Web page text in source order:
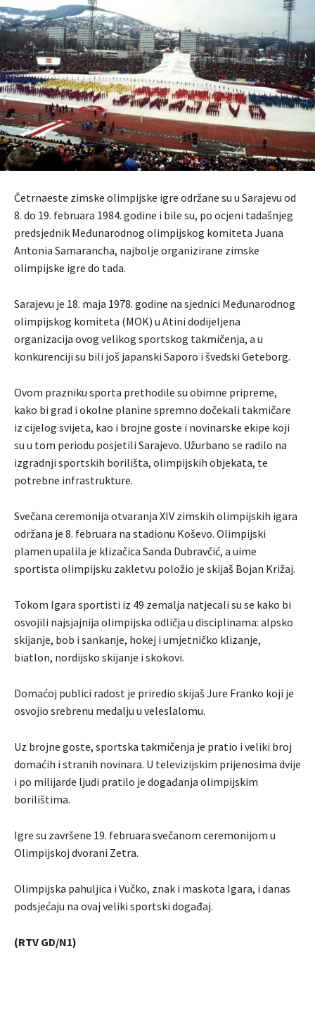
Četrnaeste zimske olimpijske igre održane su u Sarajevu od
8. do 19. februara 1984. godine i bile su, po ocjeni tadašnjeg
predsjednik Međunarodnog olimpijskog komiteta Juana
Antonia Samarancha, najbolje organizirane zimske
olimpijske igre do tada.
Sarajevu je 18. maja 1978. godine na sjednici Međunarodnog
olimpijskog komiteta (MOK) u Atini dodijeljena
organizacija ovog velikog sportskog takmičenja, a u
konkurenciji su bili još japanski Saporo i švedski Geteborg.
Ovom prazniku sporta prethodile su obimne pripreme,
kako bi grad i okolne planine spremno dočekali takmičare
iz cijelog svijeta, kao i brojne goste i novinarske ekipe koji
su u tom periodu posjetili Sarajevo. Užurbano se radilo na
izgradnji sportskih borilišta, olimpijskih objekata, te
potrebne infrastrukture.
Svečana ceremonija otvaranja XIV zimskih olimpijskih igara
održana je 8. februara na stadionu Koševo. Olimpijski
plamen upalila je klizačica Sanda Dubravčić, a uime
sportista olimpijsku zakletvu položio je skijaš Bojan Križaj.
Tokom Igara sportisti iz 49 zemalja natjecali su se kako bi
osvojili najsjajnija olimpijska odličja u disciplinama: alpsko
skijanje, bob i sankanje, hokej i umjetničko klizanje,
biatlon, nordijsko skijanje i skokovi.
Domaćoj publici radost je priredio skijaš Jure Franko koji je
osvojio srebrenu medalju u veleslalomu.
Uz brojne goste, sportska takmičenja je pratio i veliki broj
domaćih i stranih novinara. U televizijskim prijenosima dvije
i po milijarde ljudi pratilo je događanja olimpijskim
borilištima.
Igre su završene 19. februara svečanom ceremonijom u
Olimpijskoj dvorani Zetra.
Olimpijska pahuljica i Vučko, znak i maskota Igara, i danas
podsjećaju na ovaj veliki sportski događaj.
(RTV GD/N1)